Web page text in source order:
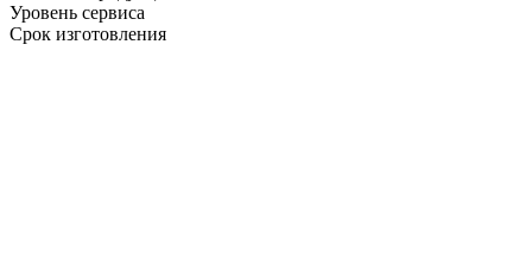
Уровень сервиса
Срок изготовления